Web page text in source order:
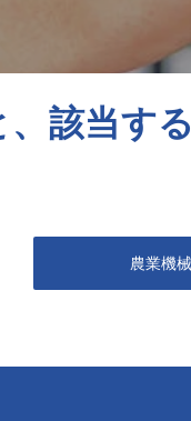
該当す
農業機械